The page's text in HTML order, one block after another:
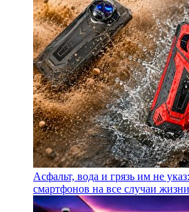
Асфальт, вода и грязь им не
смартфонов на все случаи жизни